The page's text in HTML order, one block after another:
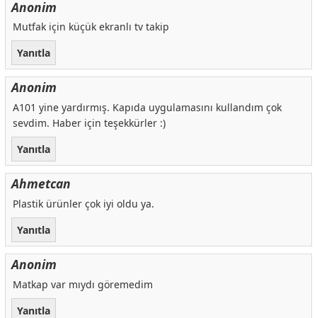
Anonim
Mutfak için küçük ekranlı tv takip
Yanıtla
Anonim
A101 yine yardırmış. Kapıda uygulamasını kullandım çok
sevdim. Haber için teşekkürler :)
Yanıtla
Ahmetcan
Plastik ürünler çok iyi oldu ya.
Yanıtla
Anonim
Matkap var mıydı göremedim
Yanıtla